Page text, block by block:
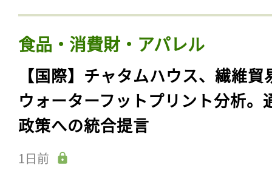
食品・消費財・アパレル
【国際】チャタムハウス、繊維貿
ウォーターフットプリント分析。
政策への統合提言
1日前